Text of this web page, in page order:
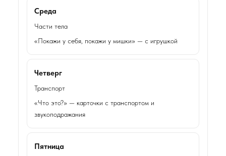
Среда
Части тела
«Покажи у себя, покажи у мишки» — с игрушкой
Четверг
Транспорт
«Что это?» — карточки с транспортом и
звукоподражания
Пятница